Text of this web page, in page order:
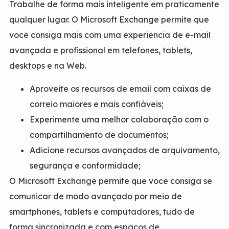
Trabalhe de forma mais inteligente em praticamente
qualquer lugar. O Microsoft Exchange permite que
você consiga mais com uma experiência de e-mail
avançada e profissional em telefones, tablets,
desktops e na Web.
Aproveite os recursos de email com caixas de
correio maiores e mais confiáveis;
Experimente uma melhor colaboração com o
compartilhamento de documentos;
Adicione recursos avançados de arquivamento,
segurança e conformidade;
O Microsoft Exchange permite que você consiga se
comunicar de modo avançado por meio de
smartphones, tablets e computadores, tudo de
forma sincronizada e com espaços de